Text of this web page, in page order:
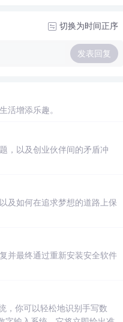
切换为时间正序
发表回复
活增添乐趣。
，以及创业伙伴间的矛盾冲
及如何在追求梦想的道路上保
并最终通过重新安装安全软件
，你可以轻松地识别手写数